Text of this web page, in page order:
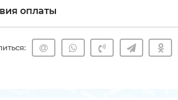
оплаты